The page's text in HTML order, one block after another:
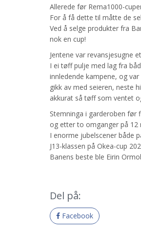
Allerede før Rema1000-
For å få dette til måtte de
Ved å selge produkter fra
nok en cup!
Jentene var revansjesugne
I ei tøff pulje med lag fra
innledende kampene, og
gikk av med seieren, neste
akkurat så tøff som ventet
Stemninga i garderoben før
og etter to omganger på 12
I enorme jubelscener både
J13-klassen på Okea-cup
Banens beste ble Eirin
Del på:
Facebook